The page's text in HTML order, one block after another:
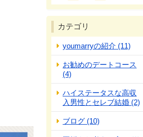
カテゴリ
youmarryの紹介 (11)
お勧めのデートコース
(4)
ハイステータスな高収
入男性とセレブ結婚 (2)
ブログ (10)